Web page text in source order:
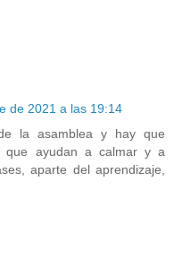
de 2021 a las 19:14
la asamblea y hay que
que ayudan a calmar y a
aparte del aprendizaje,